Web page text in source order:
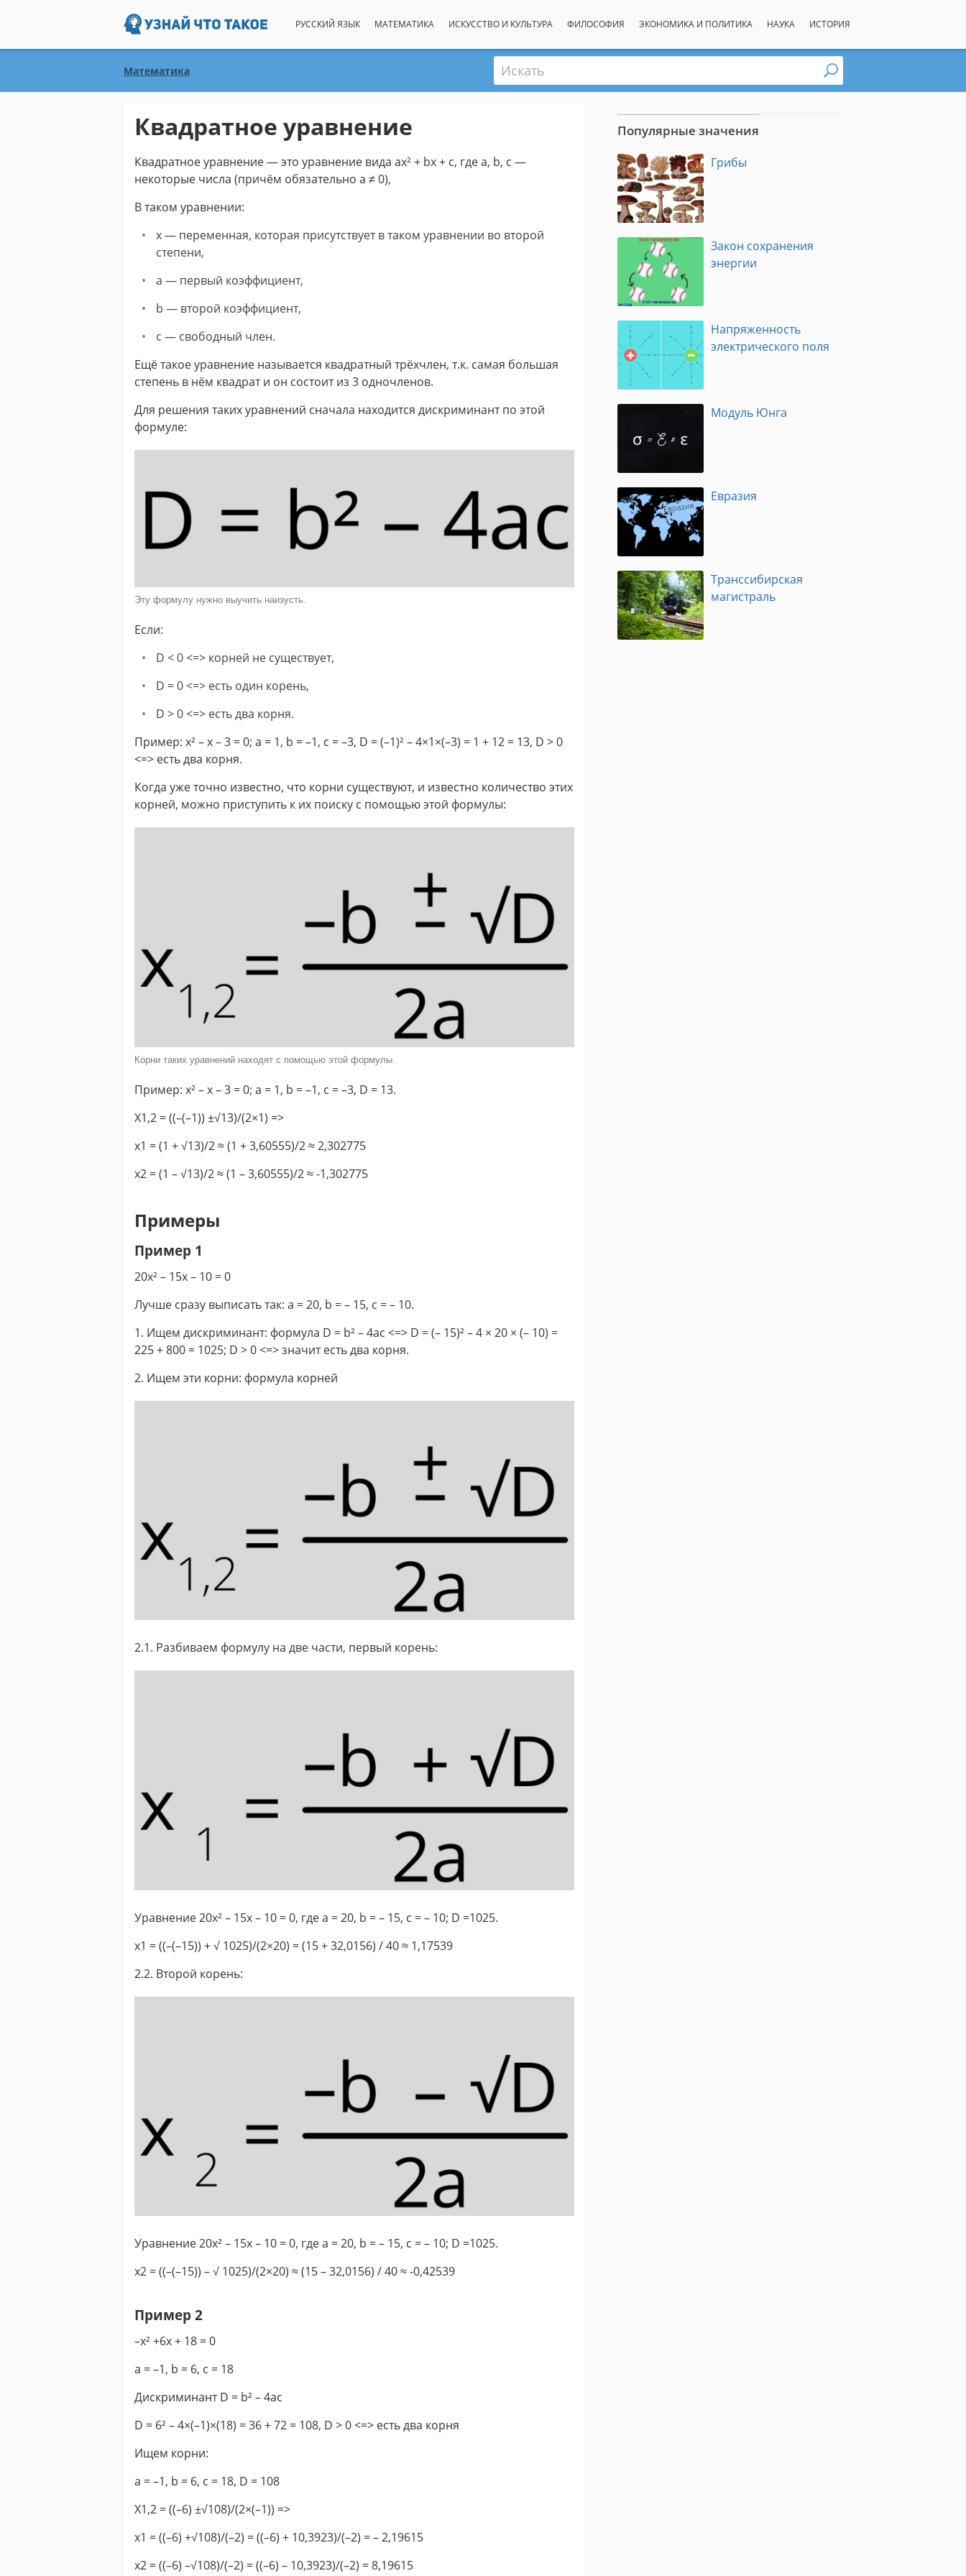
РУССКИЙ ЯЗЫК МАТЕМАТИКА ИСКУССТВО И КУЛЬТУРА ФИЛОСОФИЯ ЭКОНОМИКА И ПОЛИТИКА НАУКА ИСТОРИЯ
Математика Искать
Квадратное уравнение
Квадратное уравнение — это уравнение вида ax² + bx + c, где a, b, c —
некоторые числа (причём обязательно a ≠ 0),
В таком уравнении:
x — переменная, которая присутствует в таком уравнении во второй
степени,
a — первый коэффициент,
b — второй коэффициент,
c — свободный член.
Ещё такое уравнение называется квадратный трёхчлен, т.к. самая большая
степень в нём квадрат и он состоит из 3 одночленов.
Для решения таких уравнений сначала находится дискриминант по этой
формуле:
Эту формулу нужно выучить наизусть.
Если:
D < 0 <=> корней не существует,
D = 0 <=> есть один корень,
D > 0 <=> есть два корня.
Пример: x² – x – 3 = 0; a = 1, b = –1, c = –3, D = (–1)² – 4×1×(–3) = 1 + 12 = 13, D > 0
<=> есть два корня.
Когда уже точно известно, что корни существуют, и известно количество этих
корней, можно приступить к их поиску с помощью этой формулы:
Корни таких уравнений находят с помощью этой формулы.
Пример: x² – x – 3 = 0; a = 1, b = –1, c = –3, D = 13.
X1,2 = ((–(–1)) ±√13)/(2×1) =>
x1 = (1 + √13)/2 ≈ (1 + 3,60555)/2 ≈ 2,302775
x2 = (1 – √13)/2 ≈ (1 – 3,60555)/2 ≈ -1,302775
Примеры
Пример 1
20x² – 15x – 10 = 0
Лучше сразу выписать так: a = 20, b = – 15, c = – 10.
1. Ищем дискриминант: формула D = b² – 4ac <=> D = (– 15)² – 4 × 20 × (– 10) =
225 + 800 = 1025; D > 0 <=> значит есть два корня.
2. Ищем эти корни: формула корней
2.1. Разбиваем формулу на две части, первый корень:
Уравнение 20x² – 15x – 10 = 0, где a = 20, b = – 15, c = – 10; D =1025.
x1 = ((–(–15)) + √ 1025)/(2×20) = (15 + 32,0156) / 40 ≈ 1,17539
2.2. Второй корень:
Уравнение 20x² – 15x – 10 = 0, где a = 20, b = – 15, c = – 10; D =1025.
x2 = ((–(–15)) – √ 1025)/(2×20) ≈ (15 – 32,0156) / 40 ≈ -0,42539
Пример 2
–x² +6x + 18 = 0
a = –1, b = 6, c = 18
Дискриминант D = b² – 4ac
D = 6² – 4×(–1)×(18) = 36 + 72 = 108, D > 0 <=> есть два корня
Ищем корни:
a = –1, b = 6, c = 18, D = 108
X1,2 = ((–6) ±√108)/(2×(–1)) =>
x1 = ((–6) +√108)/(–2) = ((–6) + 10,3923)/(–2) = – 2,19615
x2 = ((–6) –√108)/(–2) = ((–6) – 10,3923)/(–2) = 8,19615
Популярные значения
Грибы
Закон сохранения
энергии
Напряженность
электрического поля
Модуль Юнга
Евразия
Транссибирская
магистраль